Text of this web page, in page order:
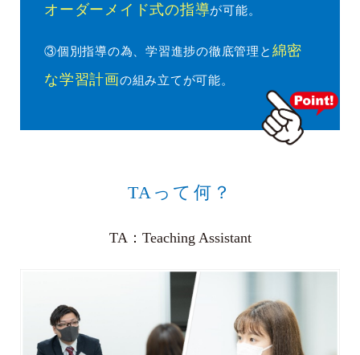
オーダーメイド式の指導が可能。
③個別指導の為、学習進捗の徹底管理と 綿密
な学習計画の組み立てが可能。
TAって何？
TA：Teaching Assistant